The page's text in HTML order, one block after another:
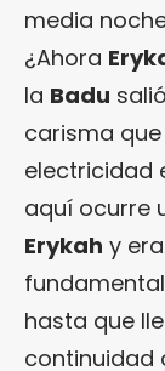
media
¿Ahora
la Badu
carisma
electricidad
aquí ocurre
Erykah y
hasta que
continuidad